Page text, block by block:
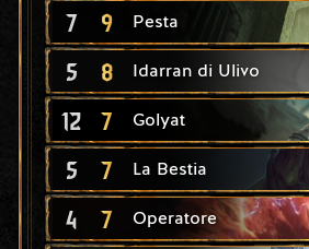
7 9 Pesta
5 8 Idarran di Ulivo
12 7 Golyat
5 7 La Bestia
4 7 Operatore